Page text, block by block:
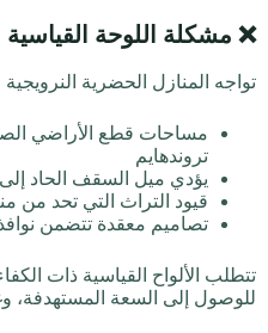
❌ مشكلة اللوحة القياسية
تواجه المنازل الحضرية
مساحات قطع الأراضي
تروندهايم
يؤدي ميل السقف الحاد إلى
قيود التراث التي تحد من
تصاميم معقدة تتضمن
للوصول إلى السعة المستهدفة،